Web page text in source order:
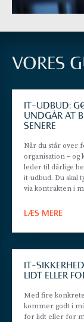
VORES
IT-UDBUD:
UNDGÅR AT
SENERE
Når du står over
organisation –
leder til dårlige
it-udbud. Du skal
via kontrakten i
LÆS MERE
IT-
LIDT ELLER
Med fire
kommer godt i
for lidt eller for